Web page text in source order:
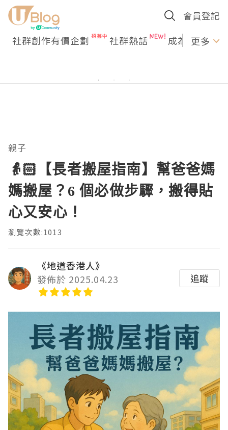
會員登記
社群創作有價企劃 社群熱話 成為U更多
親子
👵🏻【長者搬屋指南】幫爸爸媽
媽搬屋？6 個必做步驟，搬得貼
心又安心！
瀏覽次數:1013
《地道香港人》
發佈於 2025.04.23
追蹤